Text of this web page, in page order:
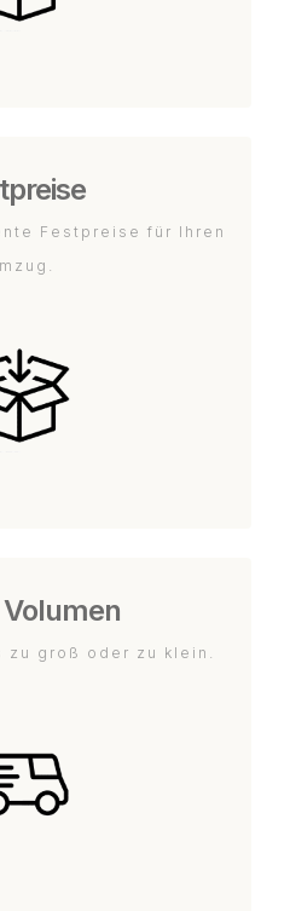
Festpreise für Ihren
zu groß oder zu klein.